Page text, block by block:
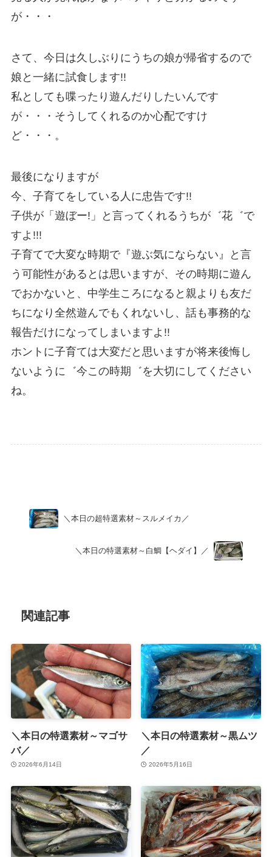
が・・・
さて、今日は久しぶりにうちの娘が帰省するので
娘と一緒に試食します!!
私としても喋ったり遊んだりしたいんです
が・・・そうしてくれるのか心配ですけ
ど・・・。
最後になりますが
今、子育てをしている人に忠告です!!
子供が「遊ぼー!」と言ってくれるうちが゛花゛で
すよ!!!
子育てで大変な時期で『遊ぶ気にならない』と言
う可能性があるとは思いますが、その時期に遊ん
でおかないと、中学生ころになると親よりも友だ
ちになり全然遊んでもくれないし、話も事務的な
報告だけになってしまいますよ!!
ホントに子育ては大変だと思いますが将来後悔し
ないように゛今この時期゛を大切にしてください
ね。
＼本日の超特選素材～スルメイカ／
＼本日の特選素材～白鯛【ヘダイ】／
関連記事
＼本日の特選素材～マゴサ
バ／
2026年6月14日
＼本日の特選素材～黒ムツ
／
2026年5月16日